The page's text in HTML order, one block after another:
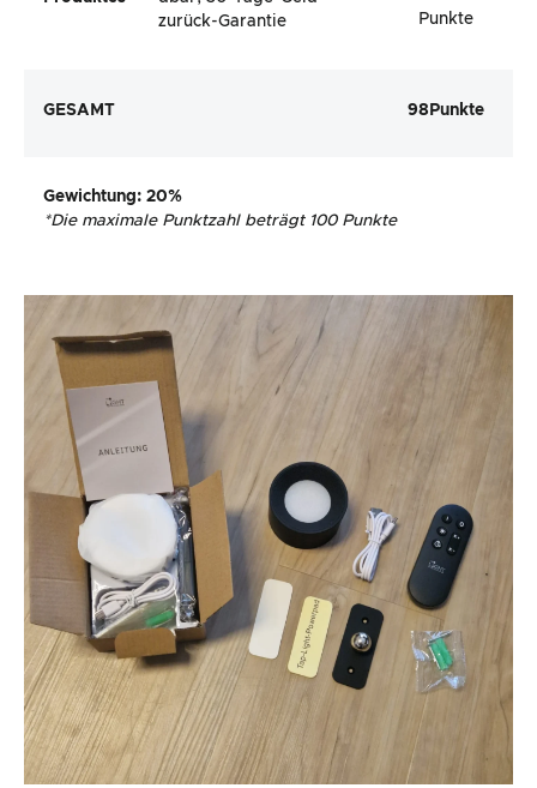
zurück-Garantie
Punkte
GESAMT 98 Punkte
Gewichtung: 20%
*Die maximale Punktzahl beträgt 100 Punkte